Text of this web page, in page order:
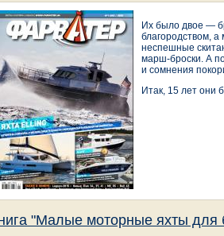
Их было двое —
благородством,
неспешные
марш-броски. А
и сомнения
Итак, 15 лет они
"Малые моторные яхты для